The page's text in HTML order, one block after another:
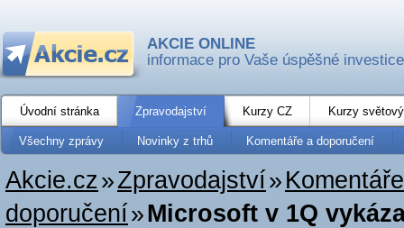
AKCIE ONLINE
informace pro Vaše úspěšné investice
Úvodní stránka Zpravodajství Kurzy CZ Kurzy
Všechny zprávy Novinky z trhů Komentáře a doporučení
Akcie.cz»Zpravodajství»
doporučení»Microsoft v 1Q